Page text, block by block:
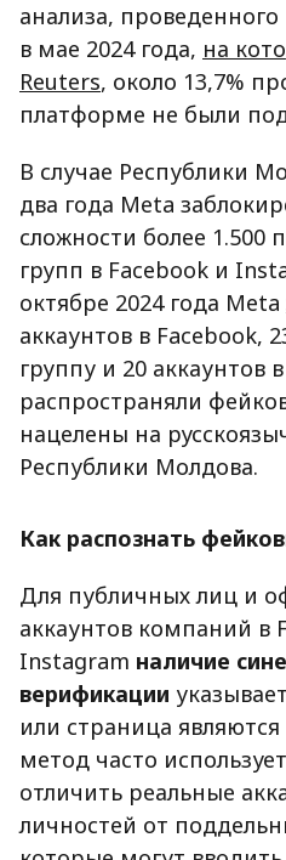
анализа,
в мае 2024 года, на
Reuters, около 13,7%
платформе не были
В случае Республики
два года Meta
сложности более 1.500
групп в Facebook и
октябре 2024 года Meta
аккаунтов в Facebook,
группу и 20 аккаунтов
распространяли
нацелены на
Республики Молдова.
Как распознать
Для публичных лиц и
аккаунтов компаний в
Instagram наличие
верификации
или страница
метод часто
отличить реальные
личностей от